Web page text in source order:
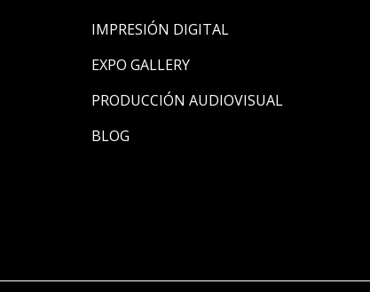
IMPRESIÓN DIGITAL
EXPO GALLERY
PRODUCCIÓN AUDIOVISUAL
BLOG